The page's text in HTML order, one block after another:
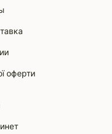
оферти